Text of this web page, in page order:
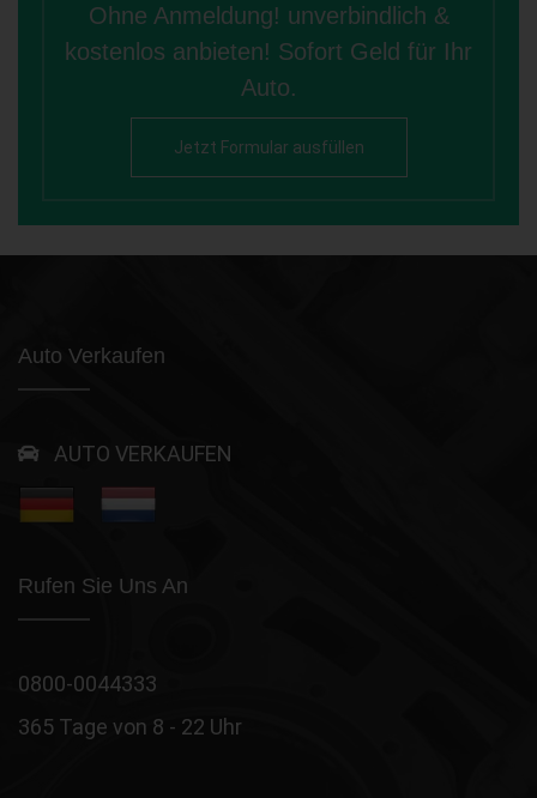
Ohne Anmeldung! unverbindlich &
kostenlos anbieten! Sofort Geld für Ihr
Auto.
Jetzt Formular ausfüllen
Auto Verkaufen
AUTO VERKAUFEN
Rufen Sie Uns An
0800-0044333
365 Tage von 8 - 22 Uhr